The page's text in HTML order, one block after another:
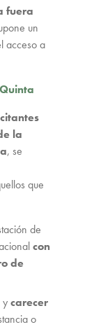
fuera
un
acceso a
la
, se
que
de
con
de
ycarecer
o